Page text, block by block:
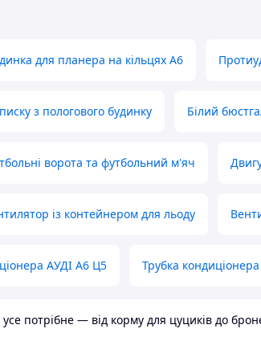
для планера на кільцях А6
з пологового будинку Білий
ворота та футбольний м'яч
із контейнером для льоду
АУДІ А6 Ц5 Трубка
потрібне — від корму для цуциків до